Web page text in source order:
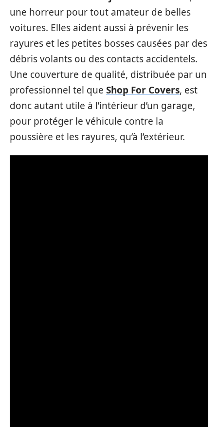
une horreur pour tout amateur de belles
voitures. Elles aident aussi à prévenir les
rayures et les petites bosses causées par des
débris volants ou des contacts accidentels.
Une couverture de qualité, distribuée par un
professionnel tel que Shop For Covers, est
donc autant utile à l’intérieur d’un garage,
pour protéger le véhicule contre la
poussière et les rayures, qu’à l’extérieur.